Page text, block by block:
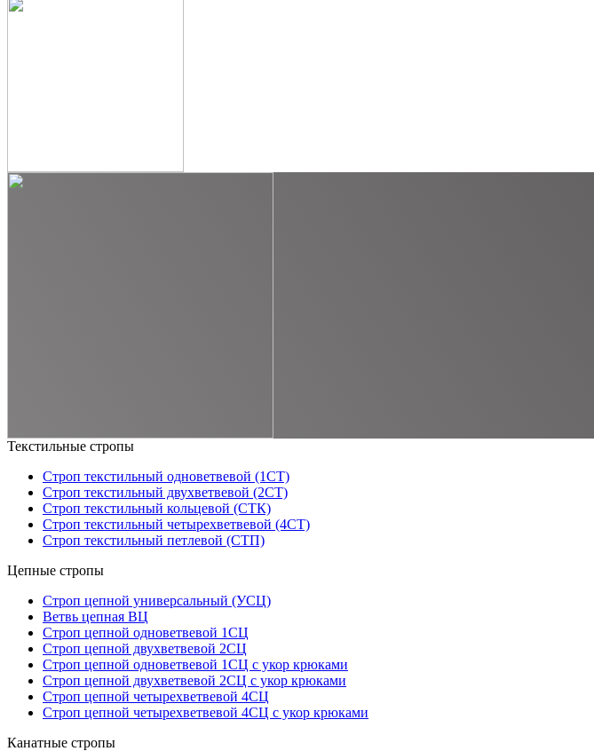
Текстильные стропы
Строп текстильный одноветвевой (1СТ)
Строп текстильный двухветвевой (2СТ)
Строп текстильный кольцевой (СТК)
Строп текстильный четырехветвевой (4СТ)
Строп текстильный петлевой (СТП)
Цепные стропы
Строп цепной универсальный (УСЦ)
Ветвь цепная ВЦ
Строп цепной одноветвевой 1СЦ
Строп цепной двухветвевой 2СЦ
Строп цепной одноветвевой 1СЦ с укор крюками
Строп цепной двухветвевой 2СЦ с укор крюками
Строп цепной четырехветвевой 4СЦ
Строп цепной четырехветвевой 4СЦ с укор крюками
Канатные стропы